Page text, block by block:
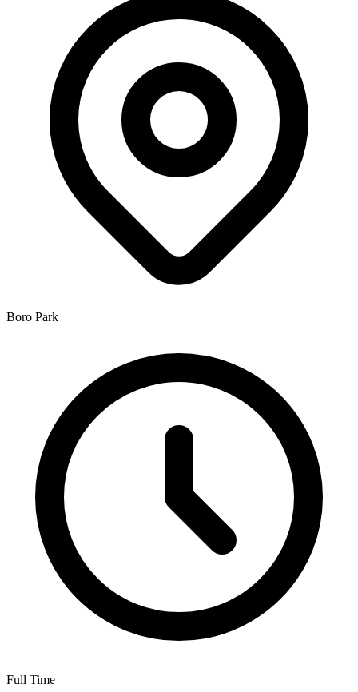
Boro Park
Full Time